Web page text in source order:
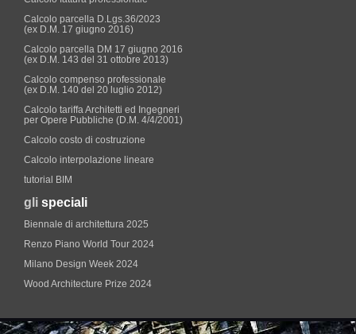
Calcolo parcella D.Lgs.36/2023
(ex D.M. 17 giugno 2016)
Calcolo parcella DM 17 giugno 2016
(ex D.M. 143 del 31 ottobre 2013)
Calcolo compenso professionale
(ex D.M. 140 del 20 luglio 2012)
Calcolo tariffa Architetti ed Ingegneri
per Opere Pubbliche (D.M. 4/4/2001)
Calcolo costo di costruzione
Calcolo interpolazione lineare
tutorial BIM
gli speciali
Biennale di architettura 2025
Renzo Piano World Tour 2024
Milano Design Week 2024
Wood Architecture Prize 2024